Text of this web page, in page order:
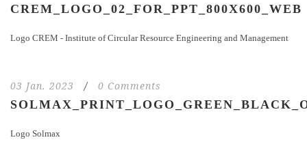
CREM_LOGO_02_FOR_PPT_800X600_WEB
Logo CREM - Institute of Circular Resource Engineering and Management
03 Jan. 2023 / 0 Comments
Logo Solmax